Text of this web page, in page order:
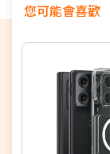
背板內側
超強力
邊框增
必要磨損
加高鋁
您可能會喜歡